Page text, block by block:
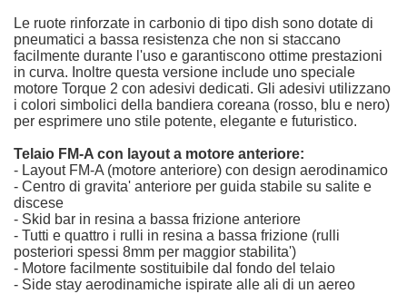
Le ruote rinforzate in carbonio di tipo dish sono dotate di
pneumatici a bassa resistenza che non si staccano
facilmente durante l'uso e garantiscono ottime prestazioni
in curva. Inoltre questa versione include uno speciale
motore Torque 2 con adesivi dedicati. Gli adesivi utilizzano
i colori simbolici della bandiera coreana (rosso, blu e nero)
per esprimere uno stile potente, elegante e futuristico.
Telaio FM-A con layout a motore anteriore:
- Layout FM-A (motore anteriore) con design aerodinamico
- Centro di gravita' anteriore per guida stabile su salite e
discese
- Skid bar in resina a bassa frizione anteriore
- Tutti e quattro i rulli in resina a bassa frizione (rulli
posteriori spessi 8mm per maggior stabilita')
- Motore facilmente sostituibile dal fondo del telaio
- Side stay aerodinamiche ispirate alle ali di un aereo